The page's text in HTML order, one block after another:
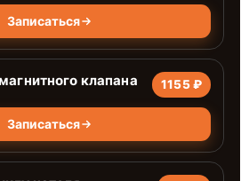
Записаться
клапана 1155 ₽
Записаться